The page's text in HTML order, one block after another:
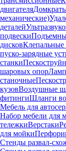
двигателя
механические)
деталей
подвески
дисковКлепальные
пуско-зарядные
станки
шаровых опор
станочные
кузовВоздушные
фитингиШланги
Мебель для
Набор мебели для
тележкиВерстаки
для мойки
Стенды развал-